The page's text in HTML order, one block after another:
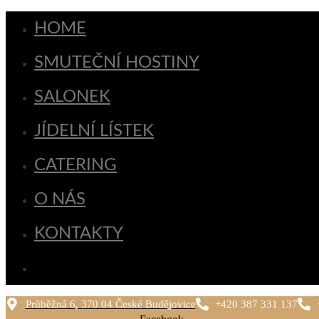
HOME
SMUTEČNÍ HOSTINY
SALONEK
JÍDELNÍ LÍSTEK
CATERING
O NÁS
KONTAKTY
Průběžná 6, 370 04 České Budějovice +420 387 331 137